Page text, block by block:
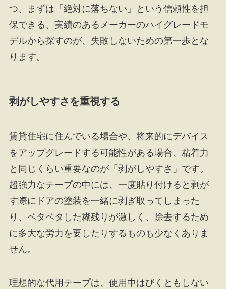
つ、まずは「絶対に落ちない」という信頼性を担
保できる、実績のあるメーカーのハイグレードモ
デルから探すのが、失敗しないための第一歩とな
ります。
剥がしやすさを重視する
賃貸住宅に住んでいる場合や、将来的にデバイス
をアップグレードする可能性がある場合、粘着力
と同じくらい重要なのが「剥がしやすさ」です。
超強力なテープの中には、一度貼り付けると剥が
す際にドアの塗装を一緒に剥ぎ取ってしまった
り、ベタベタした糊残りが激しく、除去するため
に多大な労力を要したりするものも少なくありま
せん。
理想的な代用テープは、使用中はびくともしない